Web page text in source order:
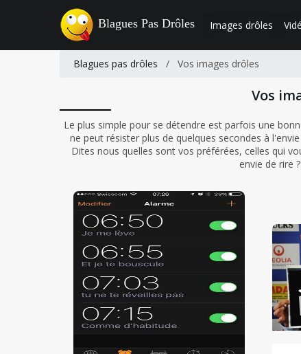
Blagues Pas Drôles Images drôles
Blagues pas drôles / Vos images drôles
Vos
Le plus simple pour se détendre est parfois une
ne peut résister plus de quelques secondes à
Dites nous quelles sont vos préférées, celles qui
envie de rire